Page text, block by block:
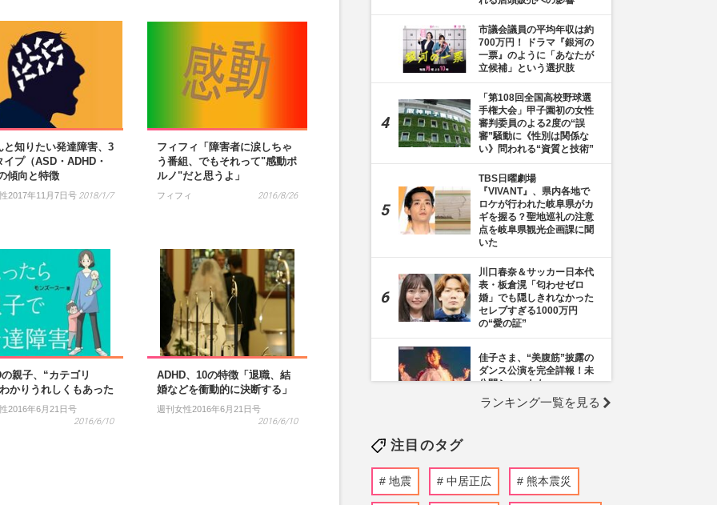
と知りたい発達障害、3
イプ（ASD・ADHD・
傾向と特徴
2017年11月7日号 2018/1/7
フィフィ「障害者に涙しちゃ
う番組、でもそれって"感動ポ
ルノ"だと思うよ」
フィフィ 2016/8/26
親子、“カテゴリ
かりうれしくもあった
2016年6月21日号
2016/6/10
ADHD、10の特徴「退職、結
婚などを衝動的に決断する」
週刊女性2016年6月21日号
2016/6/10
市議会議員の平均年収は約
700万円！ ドラマ『銀河の
一票』のように「あなたが
立候補」という選択肢
「第108回全国高校野球選
手権大会」甲子園初の女性
審判委員のよる2度の“誤
審”騒動に《性別は関係な
い》問われる“資質と技術”
TBS日曜劇場
『VIVANT』、県内各地で
ロケが行われた岐阜県がカ
ギを握る？聖地巡礼の注意
点を岐阜県観光企画課に聞
いた
川口春奈＆サッカー日本代
表・板倉滉「匂わせゼロ
婚」でも隠しきれなかった
セレブすぎる1000万円
の“愛の証”
佳子さま、“美腹筋”披露の
ダンス公演を完全詳報！未
公開ショットも
『しゃべくり007』出演の
畑野ひろ子、美ボディ軍団
ランキング一覧を見る
注目のタグ
地震 中居正広 熊本震災